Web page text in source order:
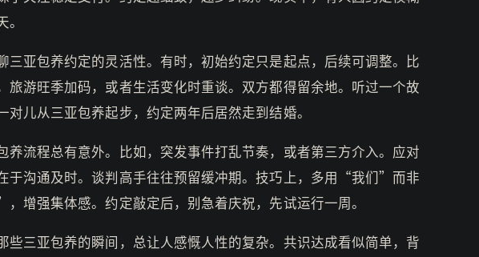
三亚包养约定的灵活性。有时，初始约定只是起点，后续可调整。比
旅游旺季加码，或者生活变化时重谈。双方都得留余地。听过一个故
对儿从三亚包养起步，约定两年后居然走到结婚。
养流程总有意外。比如，突发事件打乱节奏，或者第三方介入。应对
于沟通及时。谈判高手往往预留缓冲期。技巧上，多用“我们”而非
，增强集体感。约定敲定后，别急着庆祝，先试运行一周。
些三亚包养的瞬间，总让人感慨人性的复杂。共识达成看似简单，背